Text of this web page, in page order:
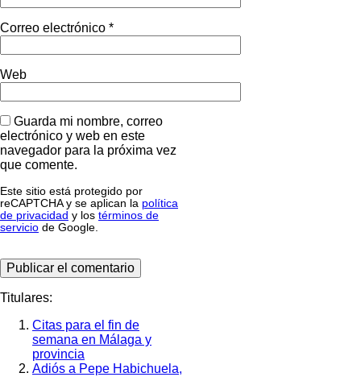
Correo electrónico *
Web
Guarda mi nombre, correo
electrónico y web en este
navegador para la próxima vez
que comente.
Este sitio está protegido por
reCAPTCHA y se aplican la política
de privacidad y los términos de
servicio de Google.
Titulares:
Citas para el fin de
semana en Málaga y
provincia
Adiós a Pepe Habichuela,